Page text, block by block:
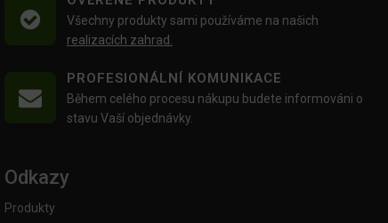
Všechny produkty sami používáme na našich
realizacích zahrad.
PROFESIONÁLNÍ KOMUNIKACE
Během celého procesu nákupu budete informováni o
stavu Vaší objednávky.
Odkazy
Produkty